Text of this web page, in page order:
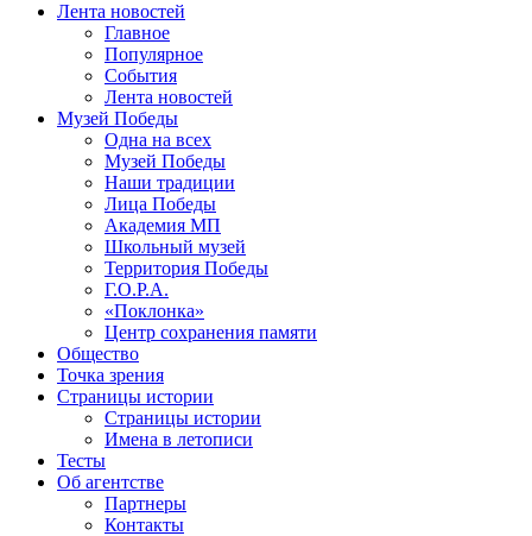
Лента новостей
Главное
Популярное
События
Лента новостей
Музей Победы
Одна на всех
Музей Победы
Наши традиции
Лица Победы
Академия МП
Школьный музей
Территория Победы
Г.О.Р.А.
«Поклонка»
Центр сохранения памяти
Общество
Точка зрения
Страницы истории
Страницы истории
Имена в летописи
Тесты
Об агентстве
Партнеры
Контакты